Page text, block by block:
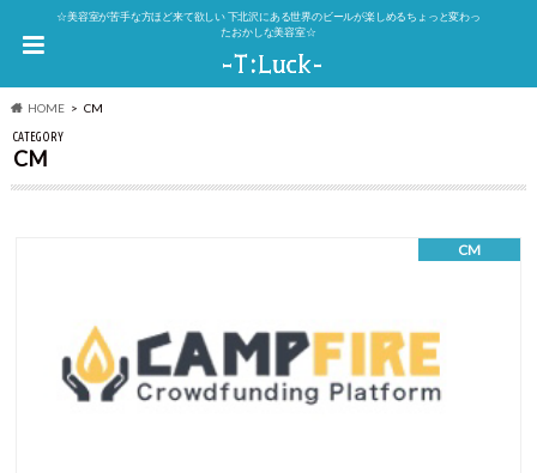
☆美容室が苦手な方ほど来て欲しい 下北沢にある世界のビールが楽しめるちょっと変わっ
たおかしな美容室☆
HOME CM
CATEGORY
CM
CM